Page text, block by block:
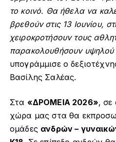
το κοινό. Θα ήθελα να
βρεθούν στις 13 Ιουνίου,
χειροκροτήσουν τους
παρακολουθήσουν υψηλού
υπογράμμισε ο
Βασίλης Σαλέας.
Στα «ΔΡΟΜΕΙΑ 2026», σε
χώρα μας στα θα
ομάδες ανδρών –